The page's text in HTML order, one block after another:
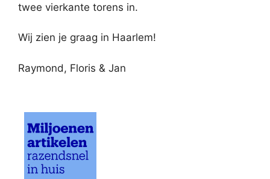
twee vierkante torens in.
Wij zien je graag in Haarlem!
Raymond, Floris & Jan